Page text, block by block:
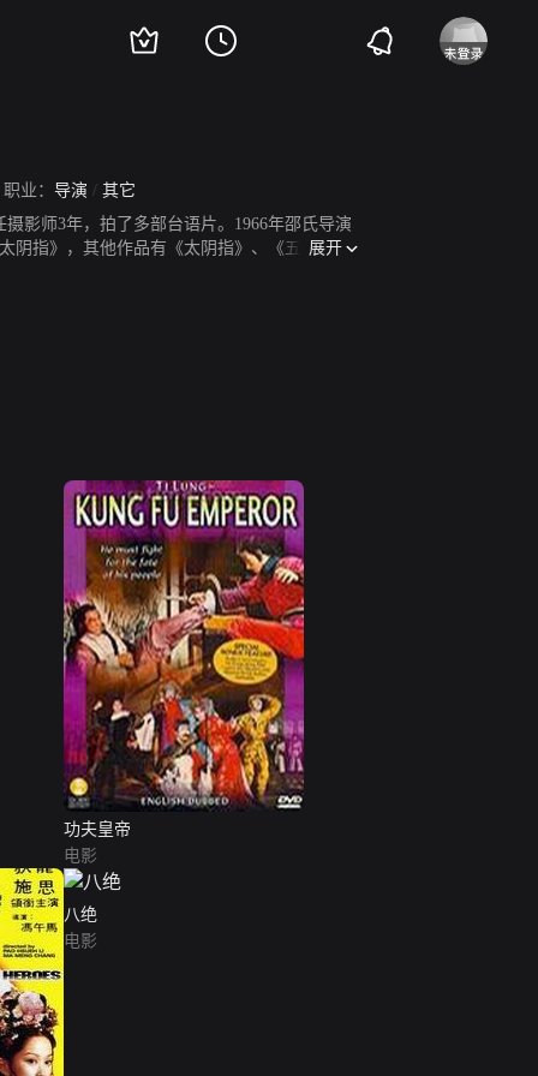
职业： 导演 / 其它
影师3年，拍了多部台语片。1966年邵氏导演
阴指》，其他作品有《太阴指》、《五大展开
功夫皇帝
电影
八绝
电影